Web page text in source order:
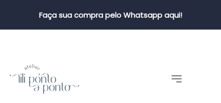
Faça sua compra pelo Whatsapp aqui!